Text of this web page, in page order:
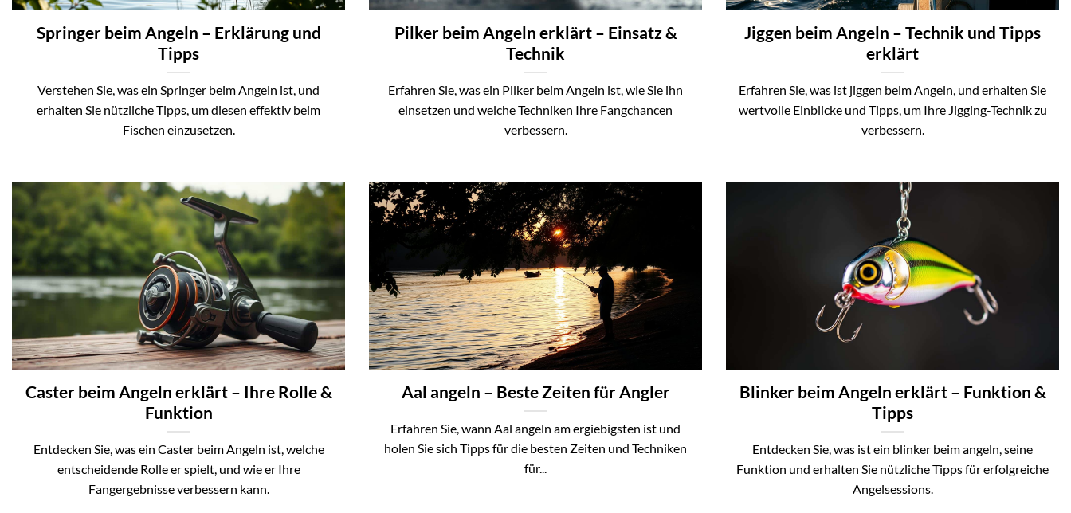
Springer beim Angeln – Erklärung und
Tipps
Verstehen Sie, was ein Springer beim Angeln ist, und
erhalten Sie nützliche Tipps, um diesen effektiv beim
Fischen einzusetzen.
Pilker beim Angeln erklärt – Einsatz &
Technik
Erfahren Sie, was ein Pilker beim Angeln ist, wie Sie ihn
einsetzen und welche Techniken Ihre Fangchancen
verbessern.
Jiggen beim Angeln – Technik und Tipps
erklärt
Erfahren Sie, was ist jiggen beim Angeln, und erhalten Sie
wertvolle Einblicke und Tipps, um Ihre Jigging-Technik zu
verbessern.
Caster beim Angeln erklärt – Ihre Rolle &
Funktion
Entdecken Sie, was ein Caster beim Angeln ist, welche
entscheidende Rolle er spielt, und wie er Ihre
Fangergebnisse verbessern kann.
Aal angeln – Beste Zeiten für Angler
Erfahren Sie, wann Aal angeln am ergiebigsten ist und
holen Sie sich Tipps für die besten Zeiten und Techniken
für...
Blinker beim Angeln erklärt – Funktion &
Tipps
Entdecken Sie, was ist ein blinker beim angeln, seine
Funktion und erhalten Sie nützliche Tipps für erfolgreiche
Angelsessions.